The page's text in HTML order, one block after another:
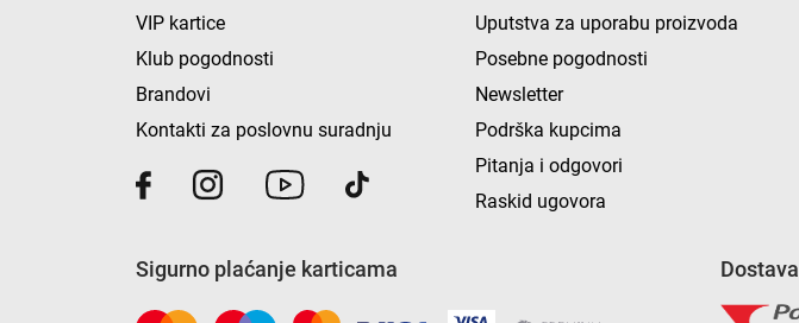
VIP kartice
Klub pogodnosti
Brandovi
Kontakti za poslovnu suradnju
Uputstva za uporabu proizvoda
Posebne pogodnosti
Newsletter
Podrška kupcima
Pitanja i odgovori
Raskid ugovora
Sigurno plaćanje karticama Dostava